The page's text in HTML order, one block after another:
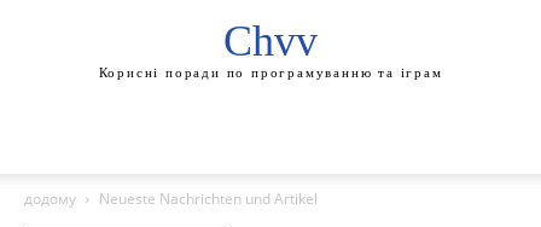
Chvv
Корисні поради по програмуванню та іграм
додому Neueste Nachrichten und Artikel